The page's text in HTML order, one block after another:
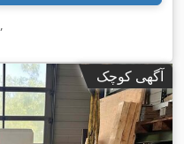
,
آگهی کوچک